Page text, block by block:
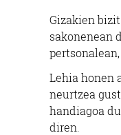
Gizakien
sakonenean
Lehia honen
neurtzea
handiagoa
diren.